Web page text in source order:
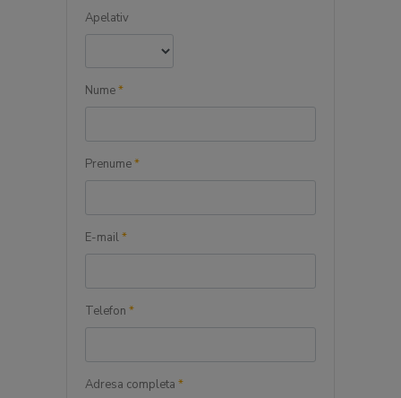
Apelativ
Nume*
Prenume*
E-mail*
Telefon *
Adresa completa *